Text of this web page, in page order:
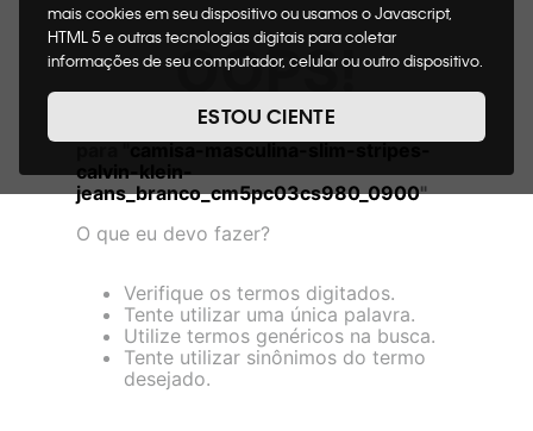
mais cookies em seu dispositivo ou usamos o Javascript,
HTML 5 e outras tecnologias digitais para coletar
informações de seu computador, celular ou outro dispositivo.
de cookies, informaremos quais cookies usaremos e quais
suas funções. A forma como processamos os dados
nosso Aviso de Privacidade. Quando você visita nosso site,
consideraremos isso como sua solicitação específica para
fornecer a você toda a funcionalidade do site, incluindo,
entre outros, a capacidade de comprar um item em nossa
Cookies acesse o link.
ESTOU CIENTE
OOPS!
Não encontramos nenhum resultado
calvin-klein-
jeans_branco_cm5pc03cs980_0900"
O que eu devo fazer?
Verifique os termos digitados.
Tente utilizar uma única palavra.
Utilize termos genéricos na busca.
Tente utilizar sinônimos do termo
desejado.